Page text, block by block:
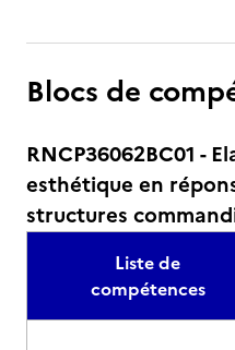
Blocs de
RNCP36062BC01 -
esthétique en
structures
Liste de
compétences